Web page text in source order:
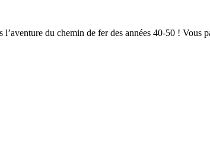
du chemin de fer des années 40-50 ! Vous